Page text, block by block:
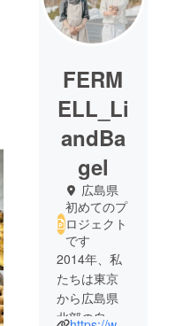
FERM
ELL_Li
andBa
gel
広島県
初めてのプ
ロジェクト
です
2014年、私
たちは東京
から広島県
北部の自然